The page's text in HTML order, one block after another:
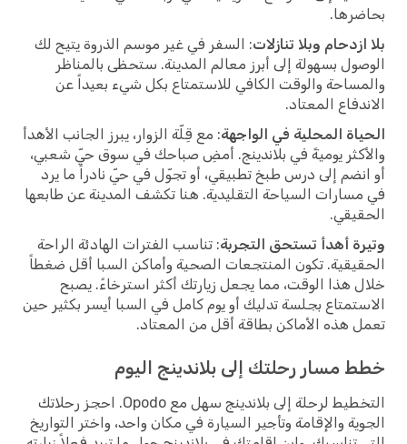
بحاضرها.
بلا ازدحام وبلا تنازلات: السفر في غير موسم الذروة يتيح لك
الوصول بسهولة إلى أبرز معالم المدينة. ستحظى بالمناظر
والمساحة والوقت الكافي للاستمتاع بكل شيء بعيداً عن
الاندفاع المعتاد.
الحياة المحلية في الواجهة: مع قِلّة الزوار، يبرز الجانب الأهدأ
والأكثر يوميةً في بلاندينج. أمضِ صباحك في سوق حيّ شعبي،
أو انضم إلى درس طبخ تطبيقي، أو تجوّل في حيّ نادراً ما يرد
في مسارات السياحة التقليدية. هنا تكشف المدينة عن طابعها
الحقيقي.
وتيرة أهدأ تستحق التجربة: تناسب الفترات الهادئة الراحة
الحقيقية. تكون المنتجعات الصحية وأماكن السبا أقل ضغطاً
خلال هذا الوقت، مما يجعل زيارتك أكثر استرخاءً. يصبح
الاستمتاع بجلسة تدليك أو يوم كامل في السبا أيسر بكثير حين
تعمل هذه الأماكن بطاقة أقل من المعتاد.
خطط مسار رحلتك إلى بلاندينج اليوم
التخطيط لرحلة إلى بلاندينج سهل مع Opodo. احجز رحلاتك
الجوية والإقامة وتأجير السيارة في مكان واحد، واختر التواريخ